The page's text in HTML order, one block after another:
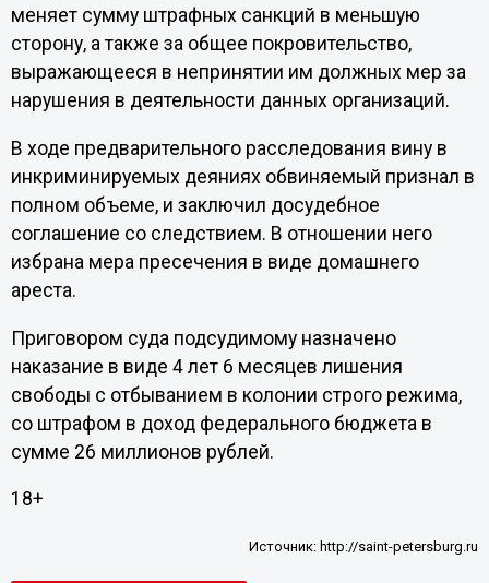
меняет сумму штрафных санкций в меньшую
сторону, а также за общее покровительство,
выражающееся в непринятии им должных мер за
нарушения в деятельности данных организаций.
В ходе предварительного расследования вину в
инкриминируемых деяниях обвиняемый признал в
полном объеме, и заключил досудебное
соглашение со следствием. В отношении него
избрана мера пресечения в виде домашнего
ареста.
Приговором суда подсудимому назначено
наказание в виде 4 лет 6 месяцев лишения
свободы с отбыванием в колонии строго режима,
со штрафом в доход федерального бюджета в
сумме 26 миллионов рублей.
18+
Источник: http://saint-petersburg.ru